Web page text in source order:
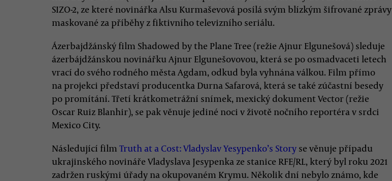
SIZO-2, ze které novinářka Alsu Kurmaševová posílá svým blízkým šifrované zprávy
maskované za příběhy z fiktivního televizního seriálu.
Ázerbajdžánský film Shadowed by the Plane Tree (režie Ajnur Elgunešová) sleduje
ázerbájdžánskou novinářku Ajnur Elgunešovovou, která se po osmadvaceti letech
vrací do svého rodného města Agdam, odkud byla vyhnána válkou. Film přímo
na projekci představí producentka Durna Safarová, která se také zúčastní besedy
po promítání. Třetí krátkometrážní snímek, mexický dokument Vector (režie
Oscar Ruiz Blanhir), se pak věnuje jediné noci v životě nočního reportéra v srdci
Mexico City.
Následující film Truth at a Cost: Vladyslav Yesypenko’s Story se věnuje případu
ukrajinského novináře Vladyslava Jesypenka ze stanice RFE/RL, který byl roku 2021
zadržen ruskými úřady na okupovaném Krymu. Několik dní nebylo známo, kde